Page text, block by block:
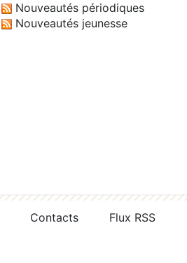
Nouveautés périodiques
Nouveautés jeunesse
Contacts Flux RSS